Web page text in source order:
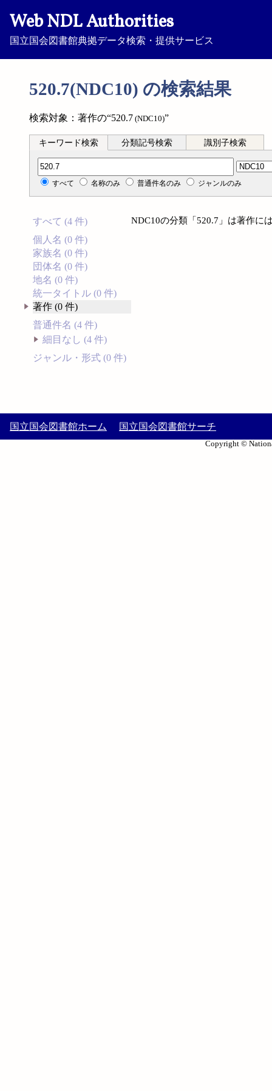
Web NDL Authorities
国立国会図書館典拠データ検索・提供サービス
520.7(NDC10) の検索結果
検索対象：著作の“520.7 (NDC10)”
キーワード検索 分類記号検索 識別子検索
分類記号検索
すべて 名称のみ 普通件名のみ ジャンルのみ
すべて (4 件)
個人名 (0 件)
家族名 (0 件)
団体名 (0 件)
地名 (0 件)
統一タイトル (0 件)
著作 (0 件)
普通件名 (4 件)
細目なし (4 件)
ジャンル・形式 (0 件)
NDC10の分類「520.7」は著作に
国立国会図書館ホーム 国立国会図書館サーチ
Copyright ©